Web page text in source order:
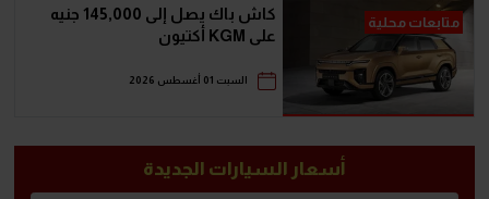
متابعات محلية
كاش باك يصل إلى 145,000 جنيه
على KGM أكتيون
السبت 01 أغسطس 2026
أسعار السيارات الجديدة